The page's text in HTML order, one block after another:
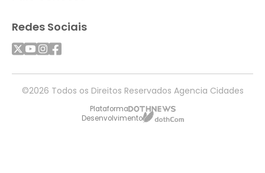
Redes Sociais
©2026 Todos os Direitos Reservados Agencia Cidades
Plataforma
Desenvolvimento